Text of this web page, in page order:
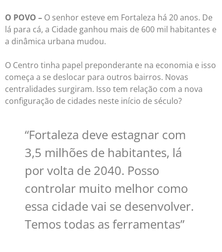
O POVO – O senhor esteve em Fortaleza há 20 anos. De
lá para cá, a Cidade ganhou mais de 600 mil habitantes e
a dinâmica urbana mudou.
O Centro tinha papel preponderante na economia e isso
começa a se deslocar para outros bairros. Novas
centralidades surgiram. Isso tem relação com a nova
configuração de cidades neste início de século?
“Fortaleza deve estagnar com
3,5 milhões de habitantes, lá
por volta de 2040. Posso
controlar muito melhor como
essa cidade vai se desenvolver.
Temos todas as ferramentas”